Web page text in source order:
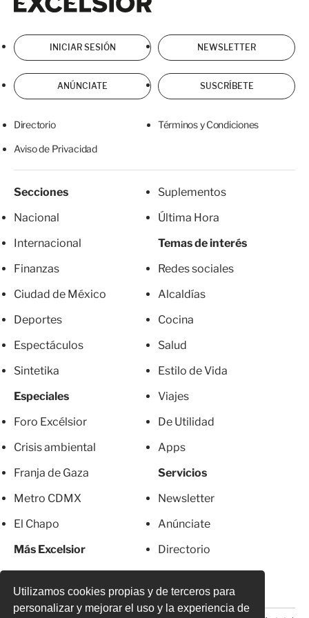
Utilizamos cookies propias y de terceros para
personalizar y mejorar el uso y la experiencia de
INICIAR SESIÓN NEWSLETTER
ANÚNCIATE SUSCRÍBETE
Directorio Términos y Condiciones
Aviso de Privacidad
Secciones
Nacional
Internacional
Finanzas
Ciudad de México
Deportes
Espectáculos
Sintetika
Especiales
Foro Excélsior
Crisis ambiental
Franja de Gaza
Metro CDMX
El Chapo
Más Excelsior
Suplementos
Última Hora
Temas de interés
Redes sociales
Alcaldías
Cocina
Salud
Estilo de Vida
Viajes
De Utilidad
Apps
Servicios
Newsletter
Anúnciate
Directorio